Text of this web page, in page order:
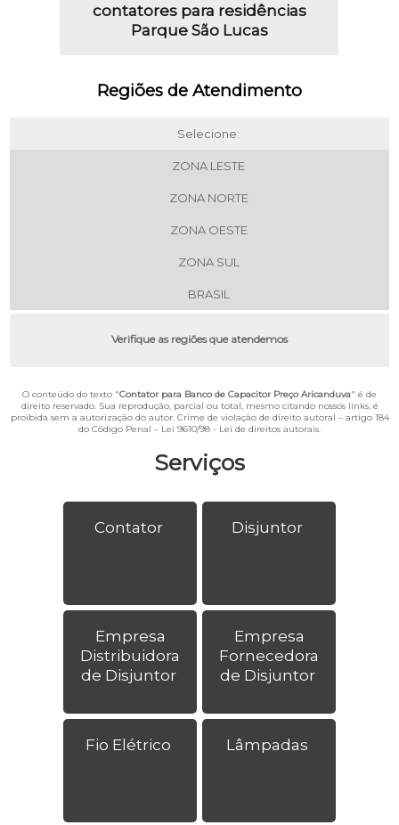
Serviços
Contator Disjuntor
Empresa
Distribuidora
de Disjuntor
Empresa
Fornecedora
de Disjuntor
Fio Elétrico Lâmpadas
contatores para residências
Parque São Lucas
Regiões de Atendimento
Selecione:
ZONA LESTE
ZONA NORTE
ZONA OESTE
ZONA SUL
BRASIL
Verifique as regiões que atendemos
O conteúdo do texto "Contator para Banco de Capacitor Preço Aricanduva" é de
direito reservado. Sua reprodução, parcial ou total, mesmo citando nossos links, é
proibida sem a autorização do autor. Crime de violação de direito autoral – artigo 184
do Código Penal – Lei 9610/98 - Lei de direitos autorais.